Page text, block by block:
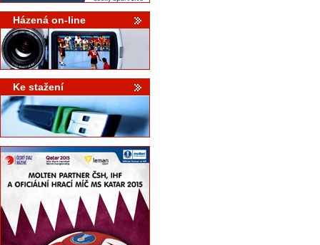
Házená on-line
Ke stažení